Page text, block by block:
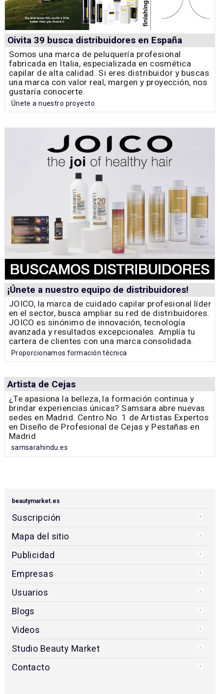
Oivita 39 busca distribuidores en España
Somos una marca de peluquería profesional
fabricada en Italia, especializada en cosmética
capilar de alta calidad. Si eres distribuidor y buscas
una marca con valor real, margen y proyección, nos
gustaría conocerte.
Únete a nuestro proyecto
¡Únete a nuestro equipo de distribuidores!
JOICO, la marca de cuidado capilar profesional líder
en el sector, busca ampliar su red de distribuidores.
JOICO es sinónimo de innovación, tecnología
avanzada y resultados excepcionales. Amplía tu
cartera de clientes con una marca consolidada.
Proporcionamos formación técnica
Artista de Cejas
¿Te apasiona la belleza, la formación continua y
brindar experiencias únicas? Samsara abre nuevas
sedes en Madrid. Centro No. 1 de Artistas Expertos
en Diseño de Profesional de Cejas y Pestañas en
Madrid
samsarahindu.es
beautymarket.es
Suscripción
Mapa del sitio
Publicidad
Empresas
Usuarios
Blogs
Videos
Studio Beauty Market
Contacto